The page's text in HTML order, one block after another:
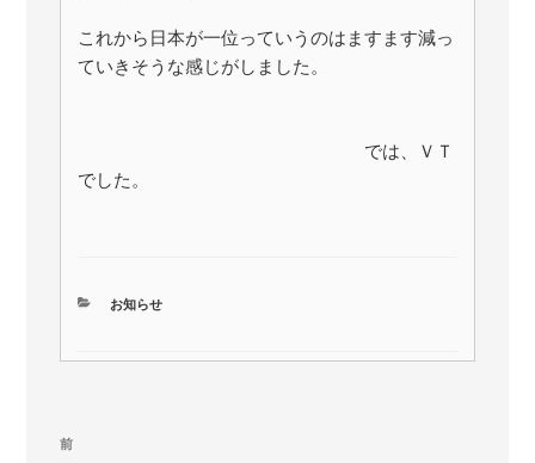
これから日本が一位っていうのはますます減っ
ていきそうな感じがしました。
では、ＶＴ
でした。
カ
お知らせ
投
前
前